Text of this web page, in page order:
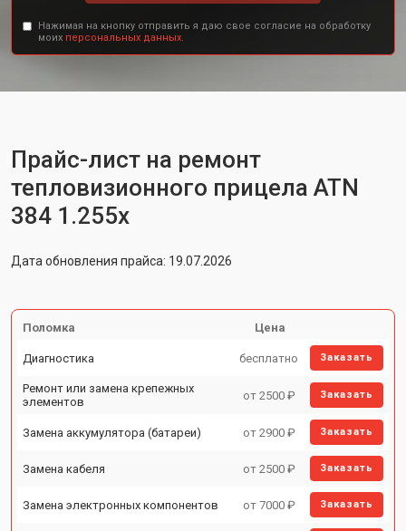
Нажимая на кнопку отправить я даю свое согласие на обработку
моих персональных данных.
Прайс-лист на ремонт
тепловизионного прицела ATN
384 1.255x
Дата обновления прайса: 19.07.2026
Поломка Цена
Диагностика бесплатно Заказать
Ремонт или замена крепежных
элементов
от 2500 ₽ Заказать
Замена аккумулятора (батареи) от 2900 ₽ Заказать
Замена кабеля от 2500 ₽ Заказать
Замена электронных компонентов от 7000 ₽ Заказать